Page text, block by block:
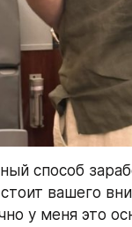
способ
вашего
у меня это